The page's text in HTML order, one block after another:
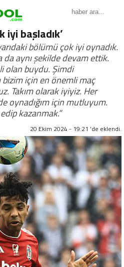
iyi başladık’
bölümü çok iyi oynadık.
da aynı şekilde devam ettik.
olan buydu. Şimdi
için en önemli maç
Takım olarak iyiyiz. Her
oynadığım için mutluyum.
kazanmak.”
20 Ekim 2024 - 19:21 'de eklendi.